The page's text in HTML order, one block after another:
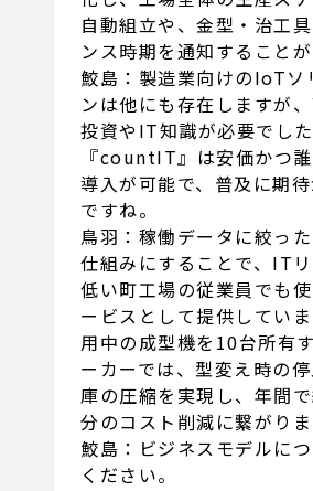
自動組立や、金型・治工
ンス時期を通知することが
鮫島：製造業向けのIoTソ
ンは他にも存在しますが
投資やIT知識が必要でした
『countIT』は安価かつ
導入が可能で、普及に期
ですね。
鳥羽：稼働データに絞っ
仕組みにすることで、IT
低い町工場の従業員でも
ービスとして提供してい
用中の成型機を10台所有
ーカーでは、型変え時の
庫の圧縮を実現し、年間
分のコスト削減に繋がりま
鮫島：ビジネスモデルに
ください。